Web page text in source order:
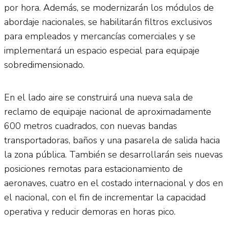
por hora. Además, se modernizarán los módulos de
abordaje nacionales, se habilitarán filtros exclusivos
para empleados y mercancías comerciales y se
implementará un espacio especial para equipaje
sobredimensionado.
En el lado aire se construirá una nueva sala de
reclamo de equipaje nacional de aproximadamente
600 metros cuadrados, con nuevas bandas
transportadoras, baños y una pasarela de salida hacia
la zona pública. También se desarrollarán seis nuevas
posiciones remotas para estacionamiento de
aeronaves, cuatro en el costado internacional y dos en
el nacional, con el fin de incrementar la capacidad
operativa y reducir demoras en horas pico.